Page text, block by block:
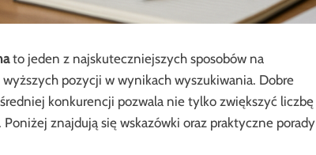
to jeden z najskuteczniejszych sposobów na
wyższych pozycji w wynikach wyszukiwania. Dobre
konkurencji pozwala nie tylko zwiększyć liczbę
Poniżej znajdują się wskazówki oraz praktyczne porady